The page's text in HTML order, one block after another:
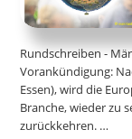
Rundschreiben -
Vorankündigung:
Essen), wird die
Branche, wieder zu
zurückkehren. …